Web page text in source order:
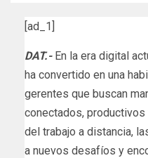
[ad_1]
DAT.-En la era digital
ha convertido en una
gerentes que buscan
conectados, productivos
del trabajo a distancia,
a nuevos desafíos y